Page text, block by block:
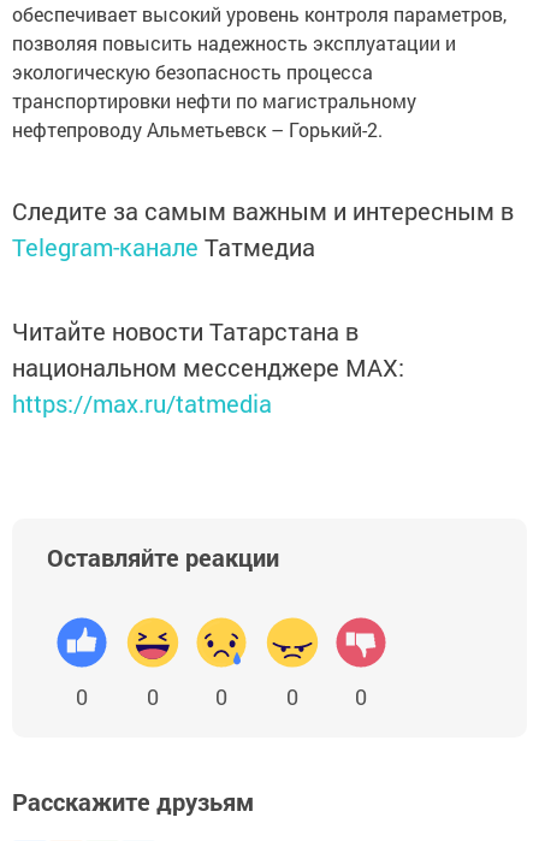
обеспечивает высокий уровень контроля параметров,
позволяя повысить надежность эксплуатации и
экологическую безопасность процесса
транспортировки нефти по магистральному
нефтепроводу Альметьевск – Горький-2.
Следите за самым важным и интересным в
Telegram-канале Татмедиа
Читайте новости Татарстана в
национальном мессенджере MАХ:
https://max.ru/tatmedia
Оставляйте реакции
0 0 0 0 0
Расскажите друзьям